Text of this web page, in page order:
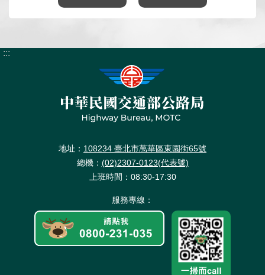
:::
地址： 108234 臺北市萬華區東園街65號
總機： (02)2307-0123(代表號)
上班時間：08:30-17:30
服務專線：